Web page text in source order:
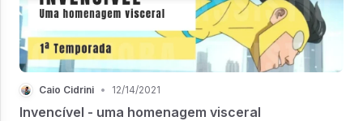
Caio Cidrini • 12/14/2021
Invencível - uma homenagem visceral